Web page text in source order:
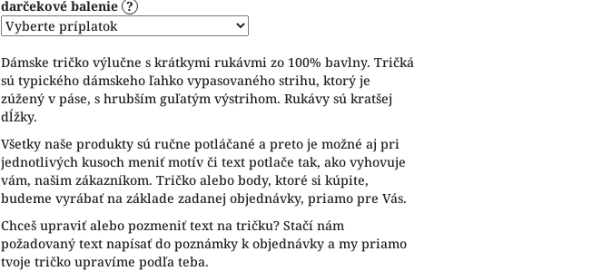
darčekové balenie ?
Dámske tričko výlučne s krátkymi rukávmi zo 100% bavlny. Tričká
sú typického dámskeho ľahko vypasovaného strihu, ktorý je
zúžený v páse, s hrubším guľatým výstrihom. Rukávy sú kratšej
dĺžky.
Všetky naše produkty sú ručne potláčané a preto je možné aj pri
jednotlivých kusoch meniť motív či text potlače tak, ako vyhovuje
vám, našim zákazníkom. Tričko alebo body, ktoré si kúpite,
budeme vyrábať na základe zadanej objednávky, priamo pre Vás.
Chceš upraviť alebo pozmeniť text na tričku? Stačí nám
požadovaný text napísať do poznámky k objednávky a my priamo
tvoje tričko upravíme podľa teba.